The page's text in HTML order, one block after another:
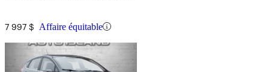
7 997 $ Affaire équitable